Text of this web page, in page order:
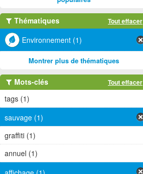
Thématiques Tout effacer
Environnement (1)
Montrer plus de thématiques
Mots-clés Tout effacer
tags (1)
sauvage (1)
graffiti (1)
annuel (1)